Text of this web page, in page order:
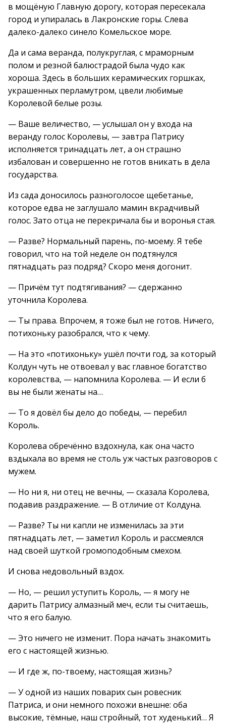
в мощёную Главную дорогу, которая пересекала
город и упиралась в Лакронские горы. Слева
далеко-далеко синело Комельское море.
Да и сама веранда, полукруглая, с мраморным
полом и резной балюстрадой была чудо как
хороша. Здесь в больших керамических горшках,
украшенных перламутром, цвели любимые
Королевой белые розы.
— Ваше величество, — услышал он у входа на
веранду голос Королевы, — завтра Патрису
исполняется тринадцать лет, а он страшно
избалован и совершенно не готов вникать в дела
государства.
Из сада доносилось разноголосое щебетанье,
которое едва не заглушало мамин вкрадчивый
голос. Зато отца не перекричала бы и воронья стая.
— Разве? Нормальный парень, по-моему. Я тебе
говорил, что на той неделе он подтянулся
пятнадцать раз подряд? Скоро меня догонит.
— Причём тут подтягивания? — сдержанно
уточнила Королева.
— Ты права. Впрочем, я тоже был не готов. Ничего,
потихоньку разобрался, что к чему.
— На это «потихоньку» ушёл почти год, за который
Колдун чуть не отвоевал у вас главное богатство
королевства, — напомнила Королева. — И если б
вы не были женаты на…
— То я довёл бы дело до победы, — перебил
Король.
Королева обречённо вздохнула, как она часто
вздыхала во время не столь уж частых разговоров с
мужем.
— Но ни я, ни отец не вечны, — сказала Королева,
подавив раздражение. — В отличие от Колдуна.
— Разве? Ты ни капли не изменилась за эти
пятнадцать лет, — заметил Король и рассмеялся
над своей шуткой громоподобным смехом.
И снова недовольный вздох.
— Но, — решил уступить Король, — я могу не
дарить Патрису алмазный меч, если ты считаешь,
что я его балую.
— Это ничего не изменит. Пора начать знакомить
его с настоящей жизнью.
— И где ж, по-твоему, настоящая жизнь?
— У одной из наших поварих сын ровесник
Патриса, и они немного похожи внешне: оба
высокие, тёмные, наш стройный, тот худенький… Я